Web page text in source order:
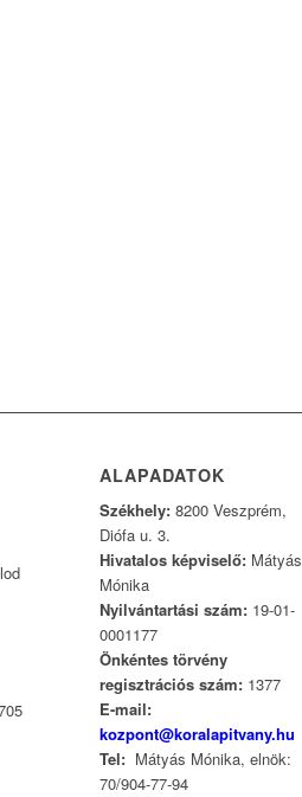
ALAPADATOK
Székhely: 8200 Veszprém,
Diófa u. 3.
Hivatalos képviselő: Mátyás
Mónika
Nyilvántartási szám: 19-01-
0001177
Önkéntes törvény
regisztrációs szám: 1377
E-mail:
kozpont@koralapitvany.hu
Tel: Mátyás Mónika, elnök:
70/904-77-94